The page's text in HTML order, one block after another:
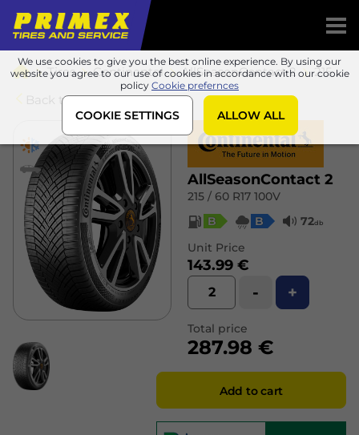
We use cookies to give you the best online experience. By using our
website you agree to our use of cookies in accordance with our cookie
policy Cookie prefernces
COOKIE SETTINGS ALLOW ALL
Tires Continental AllSeasonContact 2
215 / 60 R17 100V
Back to list
AllSeasonContact 2
215 / 60 R17 100V
B
B 72db
Unit Price
143.99 €
- +
Total price
287.98 €
Add to cart